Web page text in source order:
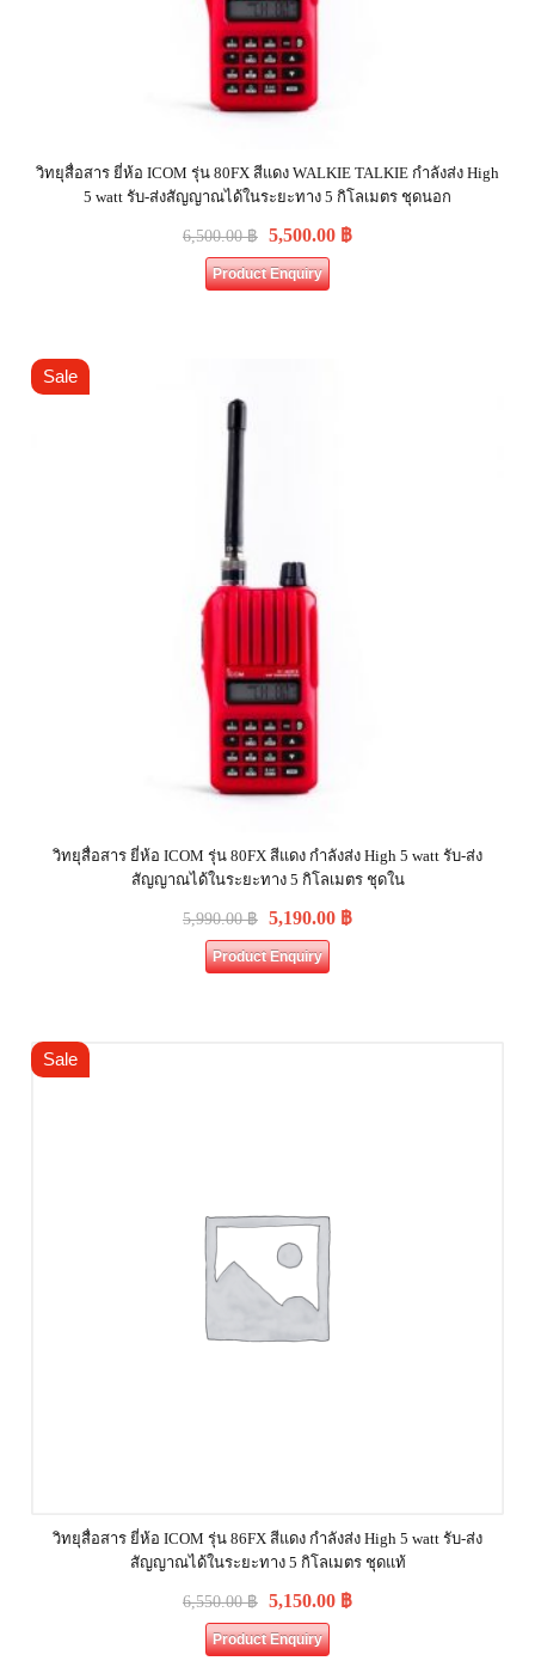
วิทยุสื่อสาร ยี่ห้อ ICOM รุ่น 80FX สีแดง WALKIE TALKIE กำลังส่ง High
5 watt รับ-ส่งสัญญาณได้ในระยะทาง 5 กิโลเมตร ชุดนอก
6,500.00฿ 5,500.00 ฿
Product Enquiry
Sale
วิทยุสื่อสาร ยี่ห้อ ICOM รุ่น 80FX สีแดง กำลังส่ง High 5 watt รับ-ส่ง
สัญญาณได้ในระยะทาง 5 กิโลเมตร ชุดใน
5,990.00฿ 5,190.00 ฿
Product Enquiry
Sale
วิทยุสื่อสาร ยี่ห้อ ICOM รุ่น 86FX สีแดง กำลังส่ง High 5 watt รับ-ส่ง
สัญญาณได้ในระยะทาง 5 กิโลเมตร ชุดแท้
6,550.00฿ 5,150.00 ฿
Product Enquiry